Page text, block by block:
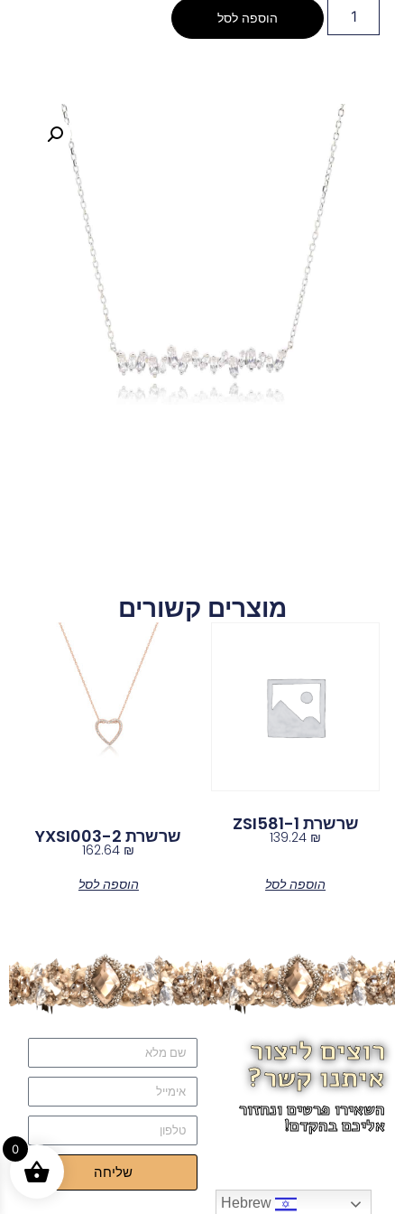
הוספה לסל
מוצרים קשורים
שרשרת ZSI581-1
139.24 ₪
הוספה לסל
שרשרת YXSI003-2
162.64 ₪
הוספה לסל
רוצים ליצור
איתנו קשר?
השאירו פרטים ונחזור
אליכם בהקדם!
שליחה
Hebrew
0